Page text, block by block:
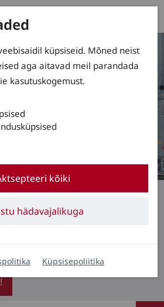
Linde Load
kaubakäitluse
küpsiseid. Mõned neist
aga aitavad meil parandada
kasutuskogemust.
kõiki
hädavajalikuga
Küpsisepoliitika